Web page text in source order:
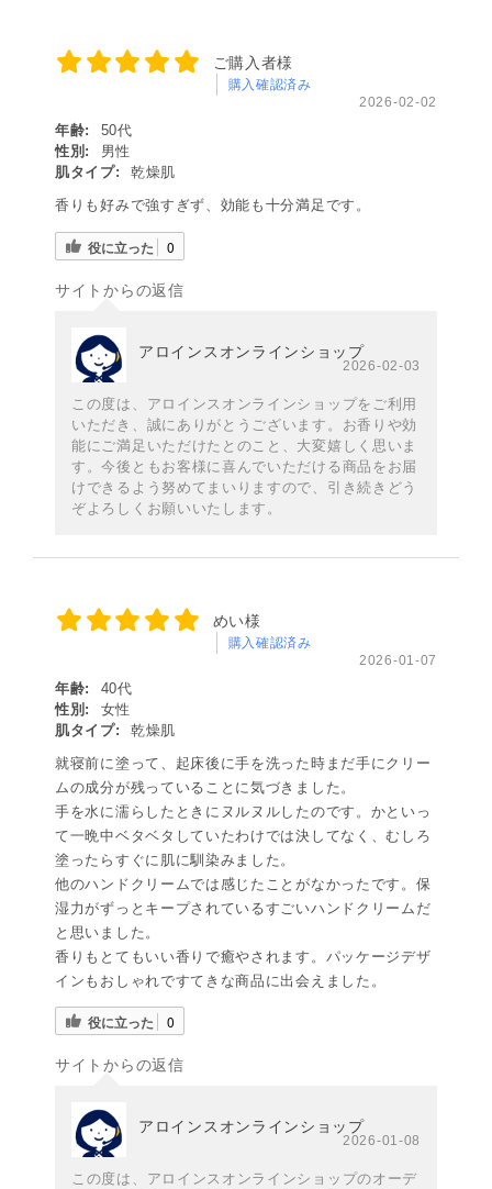
ご購入者様
購入確認済み
2026-02-02
年齢:
50代
性別:
男性
肌タイプ:
乾燥肌
香りも好みで強すぎず、効能も十分満足です。
役に立った 0
サイトからの返信
アロインスオンラインショップ
2026-02-03
この度は、アロインスオンラインショップをご利用
いただき、誠にありがとうございます。お香りや効
能にご満足いただけたとのこと、大変嬉しく思いま
す。今後ともお客様に喜んでいただける商品をお届
けできるよう努めてまいりますので、引き続きどう
ぞよろしくお願いいたします。
めい様
購入確認済み
2026-01-07
年齢:
40代
性別:
女性
肌タイプ:
乾燥肌
就寝前に塗って、起床後に手を洗った時まだ手にクリー
ムの成分が残っていることに気づきました。
手を水に濡らしたときにヌルヌルしたのです。かといっ
て一晩中ベタベタしていたわけでは決してなく、むしろ
塗ったらすぐに肌に馴染みました。
他のハンドクリームでは感じたことがなかったです。保
湿力がずっとキープされているすごいハンドクリームだ
と思いました。
香りもとてもいい香りで癒やされます。パッケージデザ
インもおしゃれですてきな商品に出会えました。
役に立った 0
サイトからの返信
アロインスオンラインショップ
2026-01-08
この度は、アロインスオンラインショップのオーデ